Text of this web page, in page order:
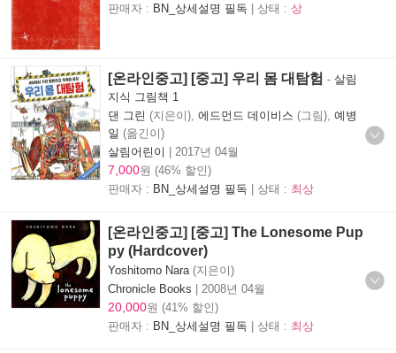
판매자 : BN_상세설명 필독 | 상태 : 상
[온라인중고] [중고] 우리 몸 대탐험 - 살림
지식 그림책 1
댄 그린 (지은이), 에드먼드 데이비스 (그림), 예병
일 (옮긴이)
살림어린이 | 2017년 04월
7,000원 (46% 할인)
판매자 : BN_상세설명 필독 | 상태 : 최상
[온라인중고] [중고] The Lonesome Pup
py (Hardcover)
Yoshitomo Nara (지은이)
Chronicle Books | 2008년 04월
20,000원 (41% 할인)
판매자 : BN_상세설명 필독 | 상태 : 최상